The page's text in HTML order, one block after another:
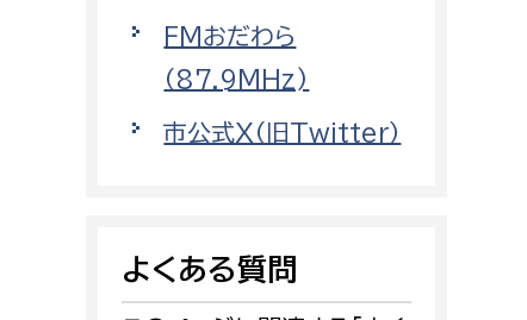
予防課
警防計画課
情報司令課
警防第2課
FMおだわら
（87.9MHz)
市公式X（旧Twitter）
よくある質問